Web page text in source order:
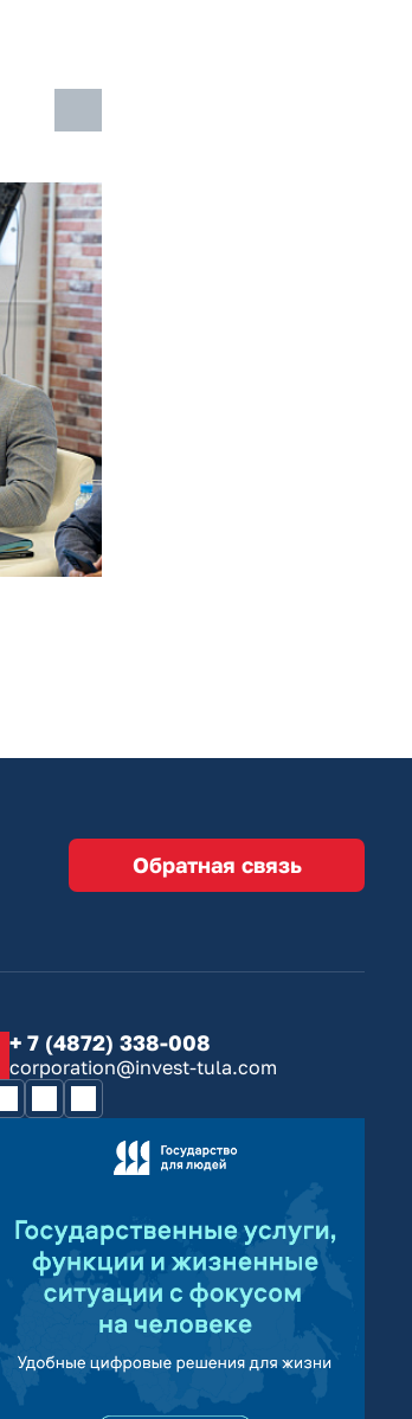
Обратная связь
+ 7 (4872) 338-008
corporation@invest-tula.com